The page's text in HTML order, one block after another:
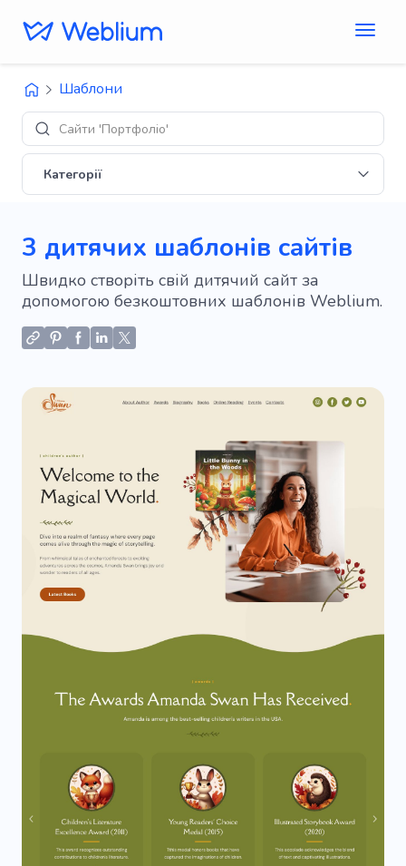
Шаблони
Сайти 'Портфоліо'
Категорії
3 дитячих шаблонів сайтів
Швидко створіть свій дитячий сайт за
допомогою безкоштовних шаблонів Weblium.